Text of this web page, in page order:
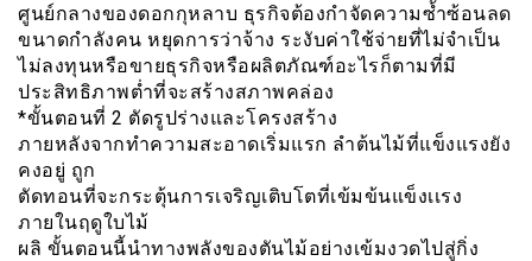
ศูนย์กลางของดอกกุหลาบ ธุรกิจต้องกำจัดความซ้ำซ้อนลด
ขนาดกำลังคน หยุดการว่าจ้าง ระงับค่าใช้จ่ายที่ไม่จำเป็น
ไม่ลงทุนหรือขายธุรกิจหรือผลิตภัณฑ์อะไรก็ตามที่มี
ประสิทธิภาพต่ำที่จะสร้างสภาพคล่อง
*ขั้นตอนที่ 2 ตัดรูปร่างและโครงสร้าง
ภายหลังจากทำความสะอาดเริ่มแรก ลำต้นไม้ที่แข็งแรงยัง
คงอยู่ ถูก
ตัดทอนที่จะกระตุ้นการเจริญเติบโตที่เข้มข้นแข็งเเรง
ภายในฤดูใบไม้
ผลิ ขั้นตอนนี้นำทางพลังของตันไม้อย่างเข้มงวดไปสู่กิ่ง